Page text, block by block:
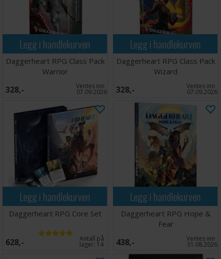
Legg i handlekurven
Daggerheart RPG Class Pack
Warrior
328,- Ventes inn
07.09.2026
Legg i handlekurven
Daggerheart RPG Class Pack
Wizard
328,- Ventes inn
07.09.2026
Legg i handlekurven
Daggerheart RPG Core Set
628,- Antall på
lager: 14
Legg i handlekurven
Daggerheart RPG Hope &
Fear
438,- Ventes inn
31.08.2026